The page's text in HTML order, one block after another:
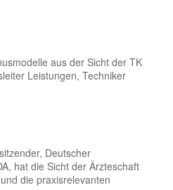
aus der Sicht der TK
Leistungen, Techniker
Deutscher
hat die Sicht der Ärzteschaft
die praxisrelevanten